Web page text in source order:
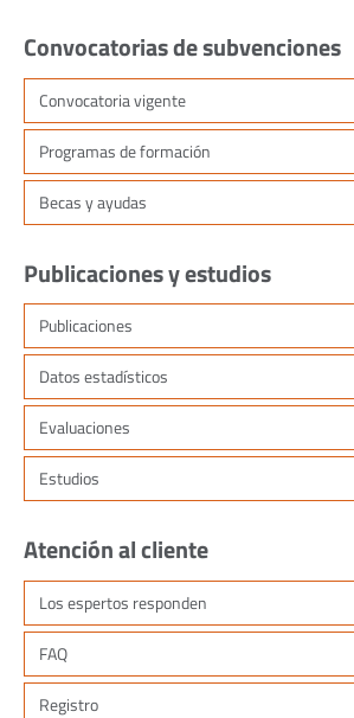
Convocatorias de subvenciones
Convocatoria vigente
Programas de formación
Becas y ayudas
Publicaciones y estudios
Publicaciones
Datos estadísticos
Evaluaciones
Estudios
Atención al cliente
Los espertos responden
FAQ
Registro